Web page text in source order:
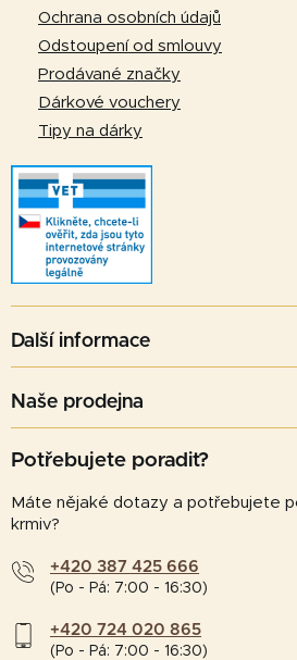
Ochrana osobních údajů
Odstoupení od smlouvy
Prodávané značky
Dárkové vouchery
Tipy na dárky
Další informace
Naše prodejna
Potřebujete poradit?
Máte nějaké dotazy a potřebujete
krmiv?
+420 387 425 666
(Po - Pá: 7:00 - 16:30)
+420 724 020 865
(Po - Pá: 7:00 - 16:30)